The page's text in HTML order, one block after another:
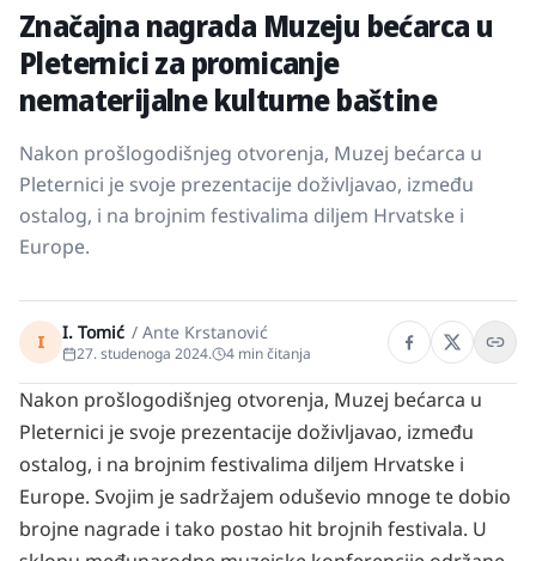
Značajna nagrada Muzeju bećarca u
Pleternici za promicanje
nematerijalne kulturne baštine
Nakon prošlogodišnjeg otvorenja, Muzej bećarca u
Pleternici je svoje prezentacije doživljavao, između
ostalog, i na brojnim festivalima diljem Hrvatske i
Europe.
I I. Tomić / Ante Krstanović
27. studenoga 2024. 4 min čitanja
Nakon prošlogodišnjeg otvorenja, Muzej bećarca u
Pleternici je svoje prezentacije doživljavao, između
ostalog, i na brojnim festivalima diljem Hrvatske i
Europe. Svojim je sadržajem oduševio mnoge te dobio
brojne nagrade i tako postao hit brojnih festivala. U